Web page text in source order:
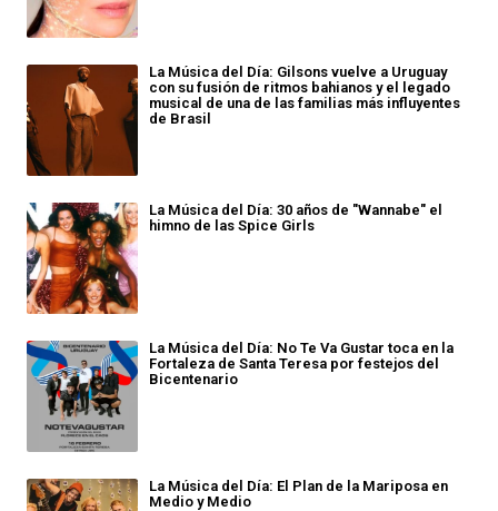
La Música del Día: Gilsons vuelve a Uruguay
con su fusión de ritmos bahianos y el legado
musical de una de las familias más influyentes
de Brasil
La Música del Día: 30 años de "Wannabe" el
himno de las Spice Girls
La Música del Día: No Te Va Gustar toca en la
Fortaleza de Santa Teresa por festejos del
Bicentenario
La Música del Día: El Plan de la Mariposa en
Medio y Medio